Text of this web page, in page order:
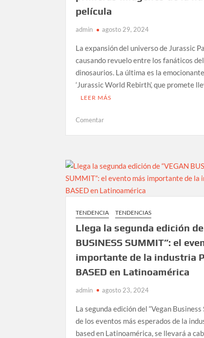
lo
captaron
película
admin agosto 29, 2024
La expansión del universo de Jurassic
causando revuelo entre los fanáticos
dinosaurios. La última es la
‘Jurassic World Rebirth’, que promete
LEER MÁS
Comentaren
Revelan
primeras
imágenes
de
nueva
película
TENDENCIA TENDENCIAS
Llega la segunda edición de
BUSINESS SUMMIT”: el
importante de la industria
BASED en Latinoamérica
admin agosto 23, 2024
La segunda edición del “Vegan Business
de los eventos más esperados de la
based en Latinoamérica, se llevará a